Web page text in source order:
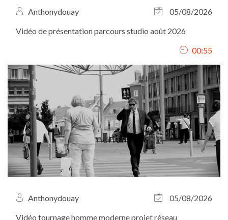
Anthonydouay
05/08/2026
Vidéo de présentation parcours studio août 2026
00:55
Anthonydouay
05/08/2026
Vidéo tournage homme moderne projet réseau